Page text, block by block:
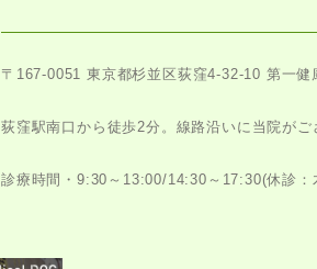
〒167-0051 東京都杉並区荻窪4-32-10 第一健
荻窪駅南口から徒歩2分。 線路沿いに当院がご
診療時間・9:30～13:00/14:30～17:30(休診：